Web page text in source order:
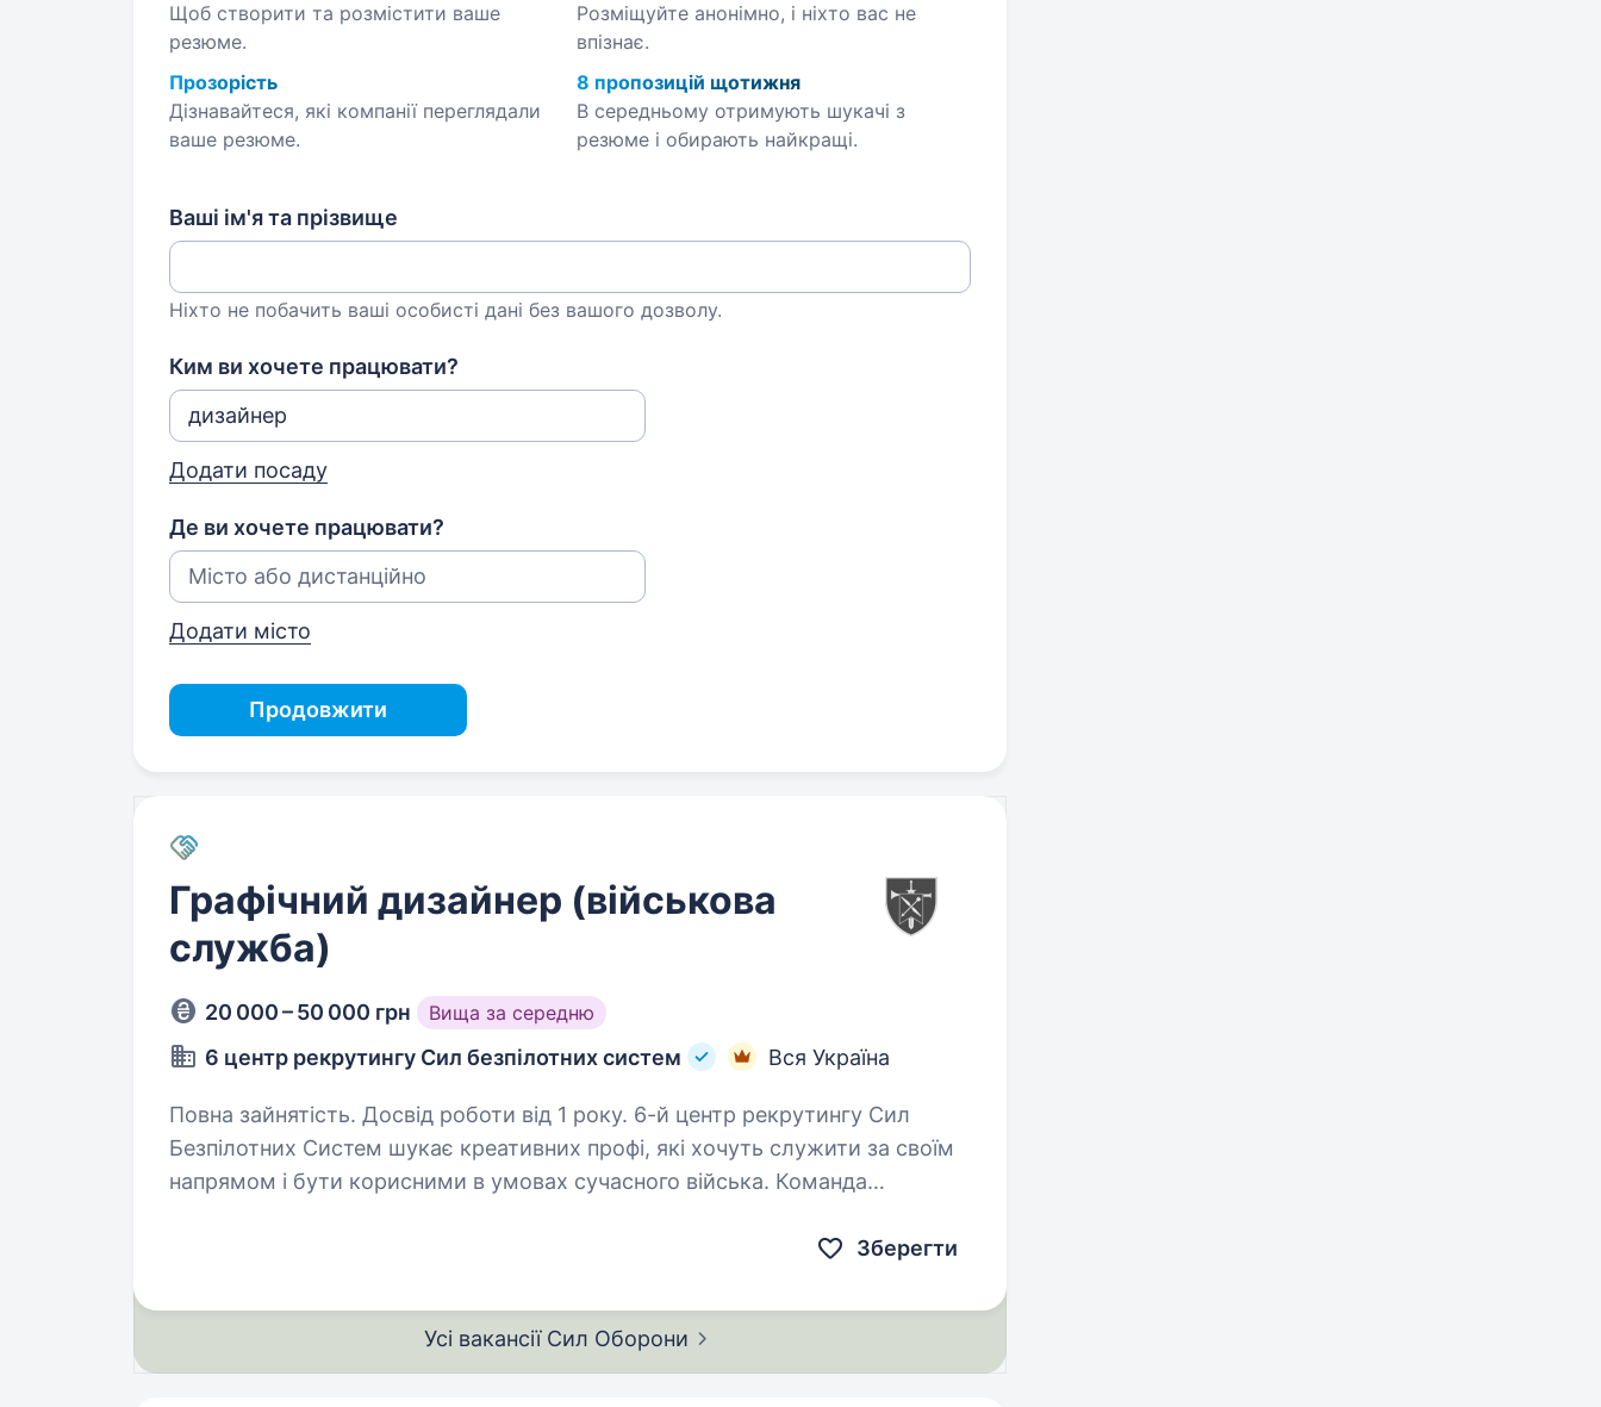
Щоб створити та розмістити ваше
резюме.
Розміщуйте анонімно, і ніхто вас не
впізнає.
Прозорість
Дізнавайтеся, які компанії переглядали
ваше резюме.
8 пропозицій щотижня
В середньому отримують шукачі з
резюме і обирають найкращі.
Ваші ім'я та прізвище
Ніхто не побачить ваші особисті дані без вашого дозволу.
Ким ви хочете працювати?
Додати посаду
Де ви хочете працювати?
Додати місто
Продовжити
Графічний дизайнер (військова
служба)
20 000 – 50 000 грн Вища за середню
6 центр рекрутингу Сил безпілотних систем Вся Україна
Повна зайнятість. Досвід роботи від 1 року. 6-й центр рекрутингу Сил
Безпілотних Систем шукає креативних профі, які хочуть служити за своїм
напрямом і бути корисними в умовах сучасного війська. Команда
Зберегти
Усі вакансії Сил Оборони